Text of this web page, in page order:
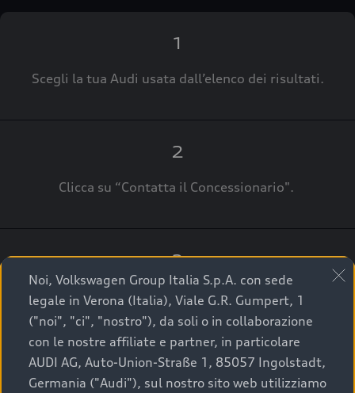
Noi, Volkswagen Group Italia S.p.A. con sede
legale in Verona (Italia), Viale G.R. Gumpert, 1
("noi", "ci", "nostro"), da soli o in collaborazione
con le nostre affiliate e partner, in particolare
AUDI AG, Auto-Union-Straße 1, 85057 Ingolstadt,
Germania ("Audi"), sul nostro sito web utilizziamo
1
Scegli la tua Audi usata dall’elenco dei risultati.
2
Clicca su “Contatta il Concessionario".
3
A breve verrai ricontattato dal Customer Care
Audi Center o direttamente dal Concessionario
che ti supporterà per finalizzare la tua richiesta.